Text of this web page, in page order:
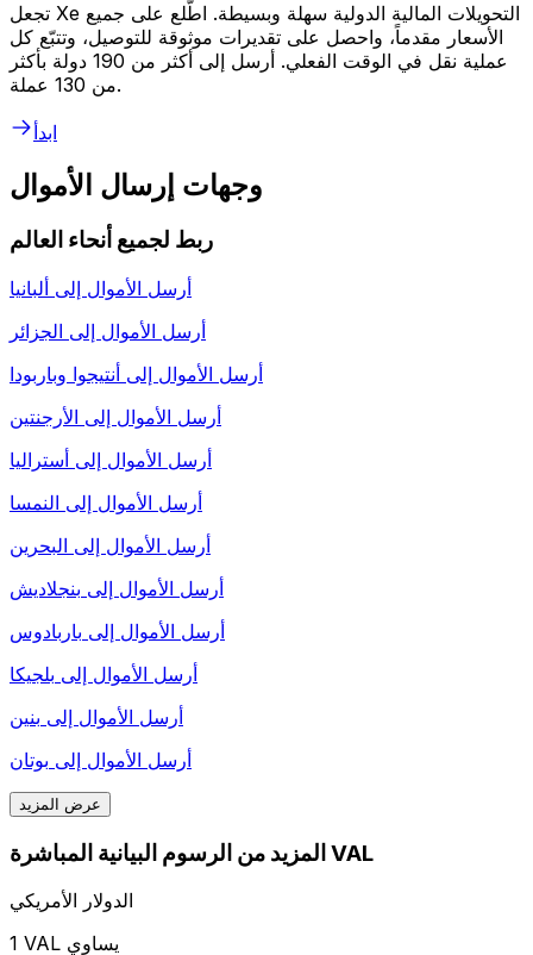
تجعل Xe التحويلات المالية الدولية سهلة وبسيطة. اطّلع على جميع
الأسعار مقدماً، واحصل على تقديرات موثوقة للتوصيل، وتتبّع كل
عملية نقل في الوقت الفعلي. أرسل إلى أكثر من 190 دولة بأكثر
من 130 عملة.
ابدأ
وجهات إرسال الأموال
ربط لجميع أنحاء العالم
أرسل الأموال إلى ألبانيا
أرسل الأموال إلى الجزائر
أرسل الأموال إلى أنتيجوا وباربودا
أرسل الأموال إلى الأرجنتين
أرسل الأموال إلى أستراليا
أرسل الأموال إلى النمسا
أرسل الأموال إلى البحرين
أرسل الأموال إلى بنجلاديش
أرسل الأموال إلى باربادوس
أرسل الأموال إلى بلجيكا
أرسل الأموال إلى بنين
أرسل الأموال إلى بوتان
عرض المزيد
المزيد من الرسوم البيانية المباشرة VAL
الدولار الأمريكي
1 VAL يساوي